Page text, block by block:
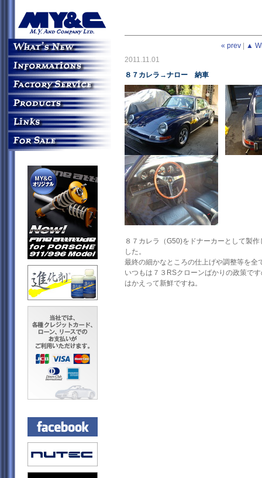
« prev
▲
2011.11.01
８７カレラ→ナロー 納車
８７カレラ（G50)をドナーカーとして製
した。
最終の細かなところの仕上げや調整等を全
いつもは７３RSクローンばかりの政策で
はかえって新鮮ですね。